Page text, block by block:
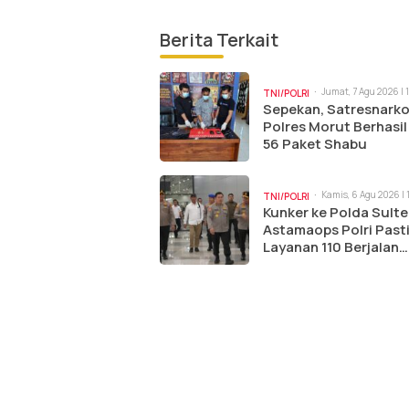
Berita Terkait
TNI/POLRI Jumat, 7 Agu 2026 |
Sepekan,
Polres Morut
56 Paket Shabu
TNI/POLRI
Kamis, 6 Agu 2026 |
am
Kunker ke Polda
Astamaops Polri
Layanan 110 Berjalan